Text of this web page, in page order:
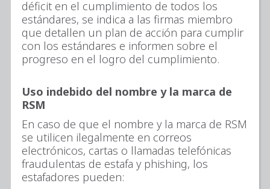
déficit en el cumplimiento de todos los
estándares, se indica a las firmas miembro
que detallen un plan de acción para cumplir
con los estándares e informen sobre el
progreso en el logro del cumplimiento.
Uso indebido del nombre y la marca de
RSM
En caso de que el nombre y la marca de RSM
se utilicen ilegalmente en correos
electrónicos, cartas o llamadas telefónicas
fraudulentas de estafa y phishing, los
estafadores pueden: